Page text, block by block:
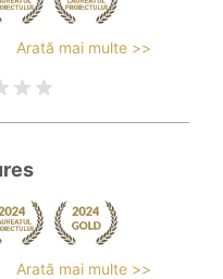
Arată mai multe >>
Arată mai multe >>